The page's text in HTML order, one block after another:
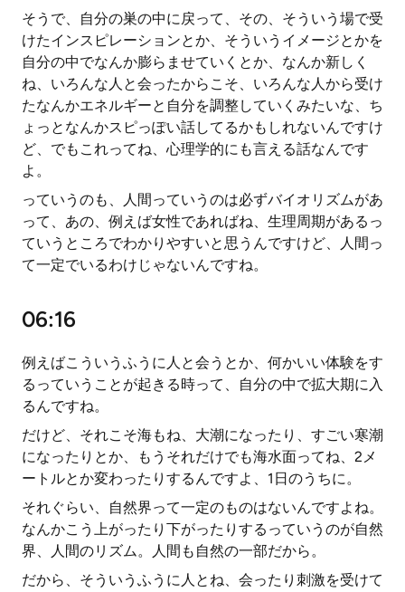
そうで、自分の巣の中に戻って、その、そういう場で受
けたインスピレーションとか、そういうイメージとかを
自分の中でなんか膨らませていくとか、なんか新しく
ね、いろんな人と会ったからこそ、いろんな人から受け
たなんかエネルギーと自分を調整していくみたいな、ち
ょっとなんかスピっぽい話してるかもしれないんですけ
ど、でもこれってね、心理学的にも言える話なんです
よ。
っていうのも、人間っていうのは必ずバイオリズムがあ
って、あの、例えば女性であればね、生理周期があるっ
ていうところでわかりやすいと思うんですけど、人間っ
て一定でいるわけじゃないんですね。
06:16
例えばこういうふうに人と会うとか、何かいい体験をす
るっていうことが起きる時って、自分の中で拡大期に入
るんですね。
だけど、それこそ海もね、大潮になったり、すごい寒潮
になったりとか、もうそれだけでも海水面ってね、2メ
ートルとか変わったりするんですよ、1日のうちに。
それぐらい、自然界って一定のものはないんですよね。
なんかこう上がったり下がったりするっていうのが自然
界、人間のリズム。人間も自然の一部だから。
だから、そういうふうに人とね、会ったり刺激を受けて